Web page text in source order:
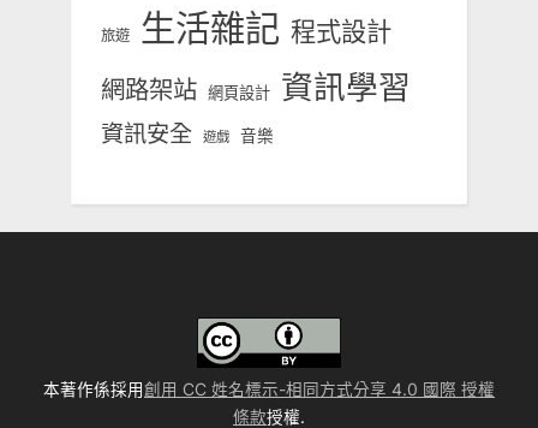
旅遊 生活雜記 程式設計
網路架站 網頁設計 資訊學習
資訊安全 遊戲 音樂
本著作係採用創用 CC 姓名標示-相同方式分享 4.0 國際 授權
條款授權.